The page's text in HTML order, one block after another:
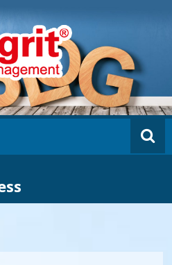
fi
m
it
g
ri
t
L